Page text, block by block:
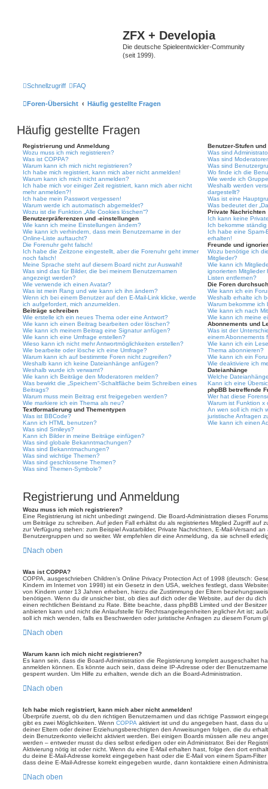
ZFX + Developia
Die deutsche Spieleentwickler-Community
(seit 1999).
Schnellzugriff FAQ
Foren-Übersicht Häufig gestellte Fragen
Häufig gestellte Fragen
Registrierung und Anmeldung
Wozu muss ich mich registrieren?
Was ist COPPA?
Warum kann ich mich nicht registrieren?
Ich habe mich registriert, kann mich aber nicht anmelden!
Warum kann ich mich nicht anmelden?
Ich habe mich vor einiger Zeit registriert, kann mich aber nicht
mehr anmelden?!
Ich habe mein Passwort vergessen!
Warum werde ich automatisch abgemeldet?
Wozu ist die Funktion „Alle Cookies löschen“?
Benutzerpräferenzen und -einstellungen
Wie kann ich meine Einstellungen ändern?
Wie kann ich verhindern, dass mein Benutzername in der
Online-Liste auftaucht?
Die Forenuhr geht falsch!
Ich habe die Zeitzone eingestellt, aber die Forenuhr geht immer
noch falsch!
Meine Sprache steht auf diesem Board nicht zur Auswahl!
Was sind das für Bilder, die bei meinem Benutzernamen
angezeigt werden?
Wie verwende ich einen Avatar?
Was ist mein Rang und wie kann ich ihn ändern?
Wenn ich bei einem Benutzer auf den E-Mail-Link klicke, werde
ich aufgefordert, mich anzumelden.
Beiträge schreiben
Wie erstelle ich ein neues Thema oder eine Antwort?
Wie kann ich einen Beitrag bearbeiten oder löschen?
Wie kann ich meinem Beitrag eine Signatur anfügen?
Wie kann ich eine Umfrage erstellen?
Wieso kann ich nicht mehr Antwortmöglichkeiten erstellen?
Wie bearbeite oder lösche ich eine Umfrage?
Warum kann ich auf bestimmte Foren nicht zugreifen?
Weshalb kann ich keine Dateianhänge anfügen?
Weshalb wurde ich verwarnt?
Wie kann ich Beiträge den Moderatoren melden?
Was bewirkt die „Speichern“-Schaltfläche beim Schreiben eines
Beitrags?
Warum muss mein Beitrag erst freigegeben werden?
Wie markiere ich ein Thema als neu?
Textformatierung und Thementypen
Was ist BBCode?
Kann ich HTML benutzen?
Was sind Smileys?
Kann ich Bilder in meine Beiträge einfügen?
Was sind globale Bekanntmachungen?
Was sind Bekanntmachungen?
Was sind wichtige Themen?
Was sind geschlossene Themen?
Was sind Themen-Symbole?
Benutzer-Stufen und
Was sind
Was sind
Was sind
Wo finde ich die
Wie werde ich
Weshalb werden
dargestellt?
Was ist eine
Was bedeutet der
Private Nachrichten
Ich kann keine
Ich bekomme
Ich habe eine Spam-
erhalten!
Freunde und
Wozu benötige ich
Mitglieder?
Wie kann ich
ignorierten
Listen entfernen?
Die Foren
Wie kann ich ein
Weshalb erhalte ich
Warum bekomme
Wie kann ich nach
Wie kann ich meine
Abonnements und
Was ist der
einem Abonnements
Wie kann ich ein
Thema abonnieren?
Wie kann ich ein
Wie deaktiviere ich
Dateianhänge
Welche
Kann ich eine
phpBB betreffende
Wer hat diese
Warum ist Funktion
An wen soll ich mich
juristische Anfragen
Wie kann ich einen
Registrierung und Anmeldung
Wozu muss ich mich registrieren?
Eine Registrierung ist nicht unbedingt zwingend. Die Board-Administration dieses
um Beiträge zu schreiben. Auf jeden Fall erhältst du als registriertes Mitglied Zugriff auf
zur Verfügung stehen: zum Beispiel Avatarbilder, Private Nachrichten, E-Mail-Versand
Benutzergruppen und so weiter. Wir empfehlen dir eine Anmeldung, da sie schnell
Nach oben
Was ist COPPA?
COPPA, ausgeschrieben Children’s Online Privacy Protection Act of 1998 (deutsch:
Kindern im Internet von 1998) ist ein Gesetz in den USA, welches festlegt, dass
von Kindern unter 13 Jahren erheben, hierzu die Zustimmung der Eltern
benötigen. Wenn du dir unsicher bist, ob dies auf dich oder die Website, auf der du
einen rechtlichen Beistand zu Rate. Bitte beachte, dass phpBB Limited und der
anbieten kann und nicht die Anlaufstelle für Rechtsangelegenheiten jeglicher Art ist;
soll ich mich wenden, falls es Beschwerden oder juristische Anfragen zu diesem Forum
Nach oben
Warum kann ich mich nicht registrieren?
Es kann sein, dass die Board-Administration die Registrierung komplett ausgeschaltet
anmelden können. Es könnte auch sein, dass deine IP-Adresse oder der
gesperrt wurden. Um Hilfe zu erhalten, wende dich an die Board-Administration.
Nach oben
Ich habe mich registriert, kann mich aber nicht anmelden!
Überprüfe zuerst, ob du den richtigen Benutzernamen und das richtige Passwort
gibt es zwei Möglichkeiten. Wenn COPPA aktiviert ist und du angegeben hast, dass du
deiner Eltern oder deiner Erziehungsberechtigten den Anweisungen folgen, die du
dein Benutzerkonto vielleicht aktiviert werden. Bei einigen Boards müssen alle neu
werden – entweder musst du dies selbst erledigen oder ein Administrator. Bei der
Aktivierung nötig ist oder nicht. Wenn du eine E-Mail erhalten hast, folge den dort
du deine E-Mail-Adresse korrekt eingegeben hast oder die E-Mail von einem Spam-
dass deine E-Mail-Adresse korrekt eingegeben wurde, dann kontaktiere einen
Nach oben